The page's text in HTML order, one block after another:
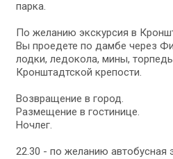
парка.
По желанию экскурсия в
Вы проедете по дамбе через
лодки, ледокола, мины,
Кронштадтской крепости.
Возвращение в город.
Размещение в гостинице.
Ночлег.
22.30 - по желанию автобусная